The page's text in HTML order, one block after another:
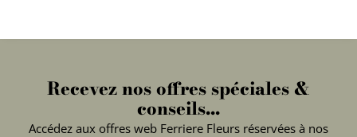
Recevez nos offres spéciales &
conseils...
Accédez aux offres web Ferriere Fleurs réservées à nos